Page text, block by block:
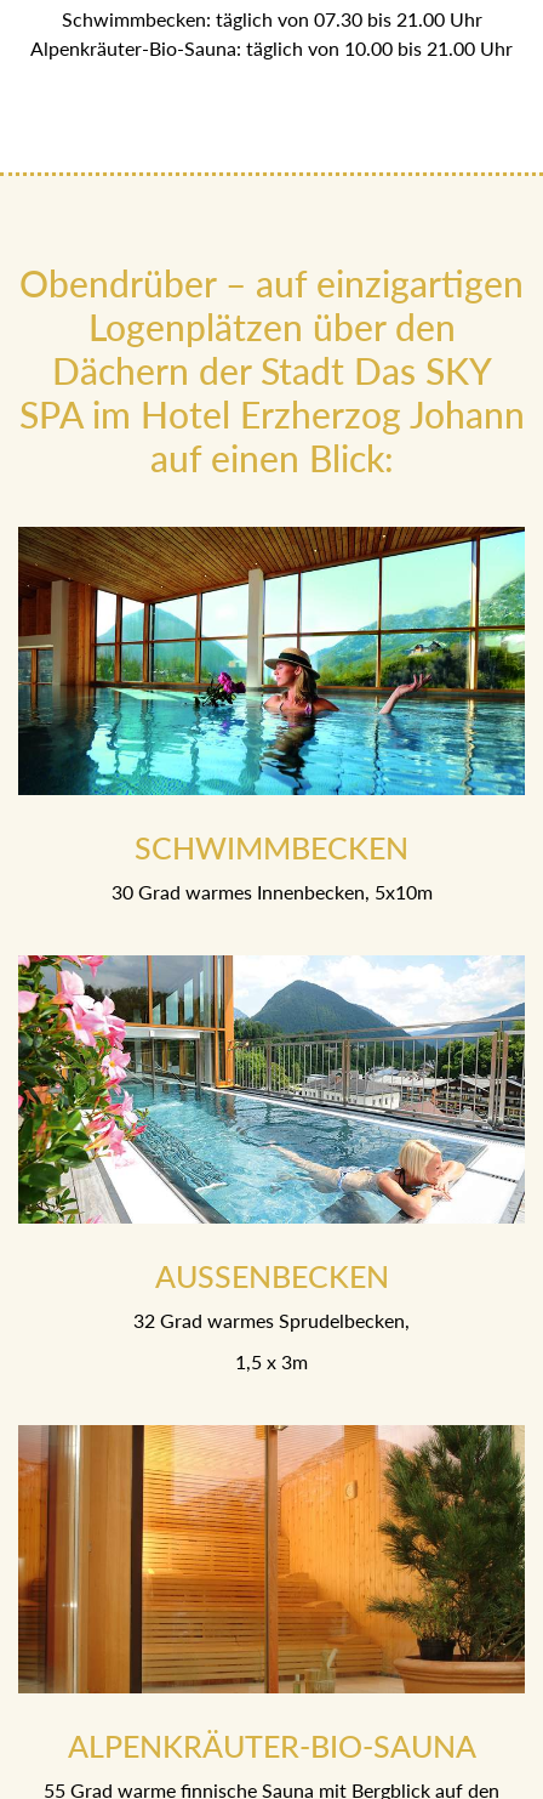
Schwimmbecken: täglich von 07.30 bis 21.00 Uhr
Alpenkräuter-Bio-Sauna: täglich von 10.00 bis 21.00 Uhr
Obendrüber – auf einzigartigen
Logenplätzen über den
Dächern der Stadt Das SKY
SPA im Hotel Erzherzog Johann
auf einen Blick:
SCHWIMMBECKEN
30 Grad warmes Innenbecken, 5x10m
AUSSENBECKEN
32 Grad warmes Sprudelbecken,
1,5 x 3m
ALPENKRÄUTER-BIO-SAUNA
55 Grad warme finnische Sauna mit Bergblick auf den